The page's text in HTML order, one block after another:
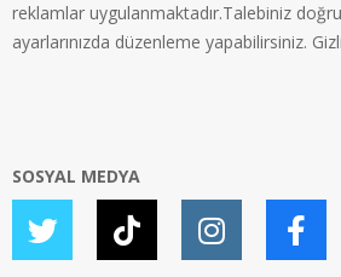
reklamlar uygulanmaktadır.Talebiniz
ayarlarınızda düzenleme yapabilirsiniz.
SOSYAL MEDYA